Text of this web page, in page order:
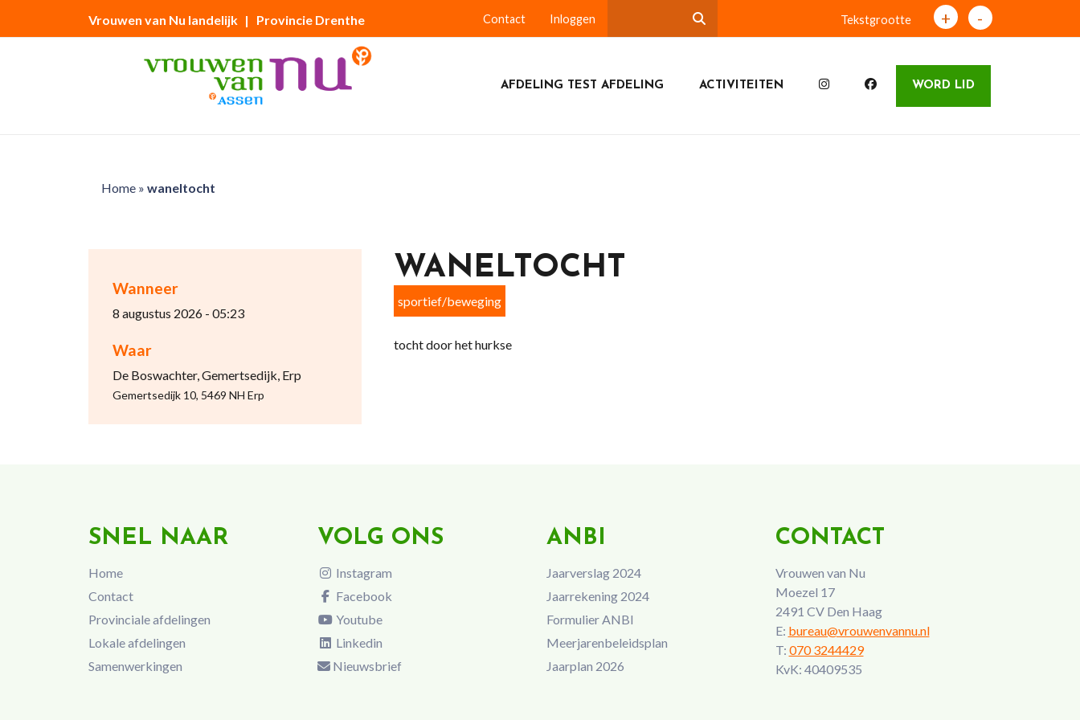
Vrouwen van Nu landelijk | Provincie Drenthe Contact Inloggen Tekstgrootte + -
AFDELING TEST AFDELING ACTIVITEITEN WORD LID
Home» waneltocht
Wanneer
8 augustus 2026 - 05:23
Waar
De Boswachter, Gemertsedijk, Erp
Gemertsedijk 10, 5469 NH Erp
WANELTOCHT
sportief/beweging
tocht door het hurkse
SNEL NAAR
Home
Contact
Provinciale afdelingen
Lokale afdelingen
Samenwerkingen
VOLG ONS
Instagram
Facebook
Youtube
Linkedin
Nieuwsbrief
ANBI
Jaarverslag 2024
Jaarrekening 2024
Formulier ANBI
Meerjarenbeleidsplan
Jaarplan 2026
CONTACT
Vrouwen van Nu
Moezel 17
2491 CV Den Haag
E: bureau@vrouwenvannu.nl
T: 070 3244429
KvK: 40409535